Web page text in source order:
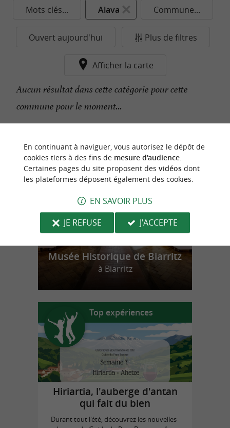
Mots clés... Alava Commune...
Ouvert aujourd'hui Plus de filtres
Afficher la carte
Aucun résultat dans cette catégorie pour cette
commune pour le moment...
n
o
t
r
e
c
o
u
p
d
e
c
o
e
u
r
Musée Historique de Biarritz
à Biarritz
Top expériences
Hiriartia, l'auberge d'antan
qui fait du bien
Durant tout l'été, découvrez les nouvelles
En continuant à naviguer, vous autorisez le dépôt de
cookies tiers à des fins de mesure d'audience.
Certaines pages du site proposent des vidéosdont
les plateformes déposent également des cookies.
EN SAVOIR PLUS
JE REFUSE
J'ACCEPTE